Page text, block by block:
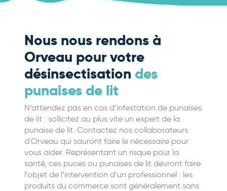
Nous nous rendons à
Orveau pour votre
désinsectisation des
punaises de lit
N’attendez pas en cas d’infestation de punaises
de lit : sollicitez au plus vite un expert de la
punaise de lit. Contactez nos collaborateurs
d'Orveau qui sauront faire le nécessaire pour
vous aider. Représentant un risque pour la
santé, ces puces ou punaises de lit devront faire
l’objet de l’intervention d’un professionnel : les
produits du commerce sont généralement sans